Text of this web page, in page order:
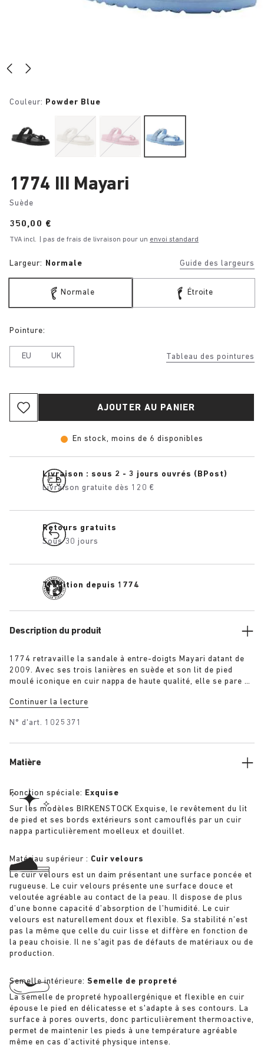
Couleur: Powder Blue
1774 III Mayari
Suède
Price:
350,00 €
TVA incl. | pas de frais de livraison pour un envoi standard
Largeur: Normale Guide des largeurs
Normale Étroite
Tableau des pointures
Pointure:
EU UK
AJOUTER AU PANIER
En stock, moins de 6 disponibles
Livraison : sous 2 - 3 jours ouvrés (BPost)
Livraison gratuite dès 120 €
Retours gratuits
Sous 30 jours
Tradition depuis 1774
Description du produit
1774 retravaille la sandale à entre-doigts Mayari datant de
2009. Avec ses trois lanières en suède et son lit de pied
moulé iconique en cuir nappa de haute qualité, elle se pare de
sobre à la fois, elle possède une lanière supplémentaire au
démarche encore plus fluide.
Continuer la lecture
N° d'art. 1025371
Matière
Fonction spéciale: Exquise
Sur les modèles BIRKENSTOCK Exquise, le revêtement du lit
de pied et ses bords extérieurs sont camouflés par un cuir
nappa particulièrement moelleux et douillet.
Matériau supérieur : Cuir velours
Le cuir velours est un daim présentant une surface poncée et
rugueuse. Le cuir velours présente une surface douce et
veloutée agréable au contact de la peau. Il dispose de plus
d’une bonne capacité d’absorption de l’humidité. Le cuir
velours est naturellement doux et flexible. Sa stabilité n’est
pas la même que celle du cuir lisse et diffère en fonction de
la peau choisie. Il ne s'agit pas de défauts de matériaux ou de
production.
Semelle intérieure: Semelle de propreté
La semelle de propreté hypoallergénique et flexible en cuir
épouse le pied en délicatesse et s'adapte à ses contours. La
surface à pores ouverts, donc particulièrement thermoactive,
permet de maintenir les pieds à une température agréable
même en cas d’activité physique intense.